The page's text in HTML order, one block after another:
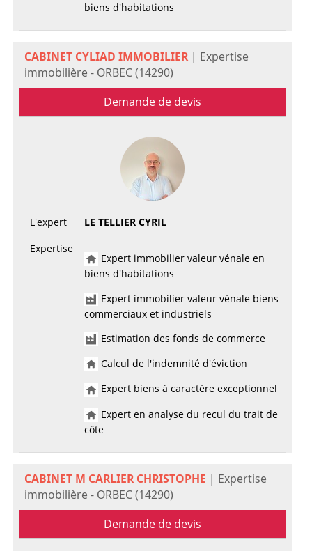
biens d'habitations
CABINET CYLIAD IMMOBILIER| Expertise
immobilière - ORBEC (14290)
Demande de devis
L'expert
LE TELLIER CYRIL
Expertise
Expert immobilier valeur vénale en
biens d'habitations
Expert immobilier valeur vénale biens
commerciaux et industriels
Estimation des fonds de commerce
Calcul de l'indemnité d'éviction
Expert biens à caractère exceptionnel
Expert en analyse du recul du trait de
côte
CABINET M CARLIER CHRISTOPHE | Expertise
immobilière - ORBEC (14290)
Demande de devis